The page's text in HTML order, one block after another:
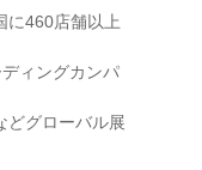
に460店舗以上
ィングカンパ
どグローバル展